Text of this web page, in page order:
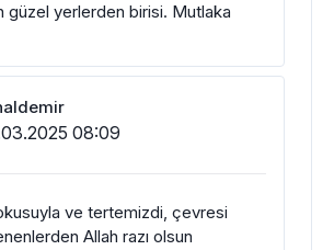
güzel yerlerden birisi. Mutlaka
08:09
ve tertemizdi, çevresi
Allah razı olsun